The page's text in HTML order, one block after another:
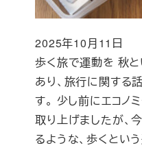
歩く旅で運動を 秋
あり、旅行に関する
す。 少し前にエコノ
取り上げましたが、
るような、歩くとい
投稿日
2025年10月11日